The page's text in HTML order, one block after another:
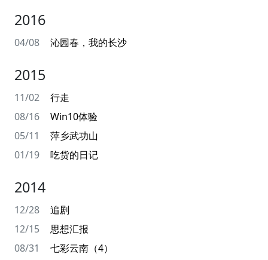
2016
04/08 沁园春，我的长沙
2015
11/02
行走
08/16
Win10体验
05/11
萍乡武功山
01/19
吃货的日记
2014
12/28
追剧
12/15
思想汇报
08/31
七彩云南（4）